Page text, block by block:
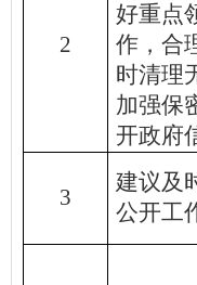
2
好重点
作，合
时清理
加强保
开政府
3
建议及
公开工